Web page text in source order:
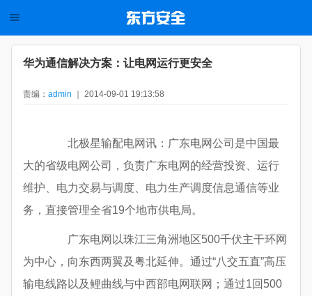
华为通信解决方案：让电网运行更安全
责编： admin ｜ 2014-09-01 19:13:58
北极星输配电网讯：广东电网公司是中国最
大的省级电网公司，负责广东电网的经营投资、运行
维护、电力交易与调度、电力生产调度信息通信等业
务，直接管理全省19个地市供电局。
广东电网以珠江三角洲地区500千伏主干环网
为中心，向东西两翼及粤北延伸。通过“八交五直”高压
输电线路以及鲤曲线与中西部电网联网；通过1回500